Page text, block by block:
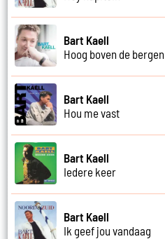
Bart Kaell
Hoog boven de bergen
Bart Kaell
Hou me vast
Bart Kaell
Iedere keer
Bart Kaell
Ik geef jou vandaag